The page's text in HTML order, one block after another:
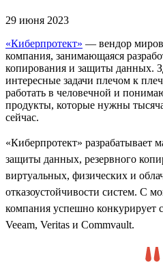
29 июня 2023
«Киберпротект» — вендор
компания, занимающаяся
копирования и защиты данных.
интересные задачи плечом к
работать в человечной и
продукты, которые нужны
сейчас.
«Киберпротект» разрабатывает
защиты данных, резервного
виртуальных, физических и
отказоустойчивости систем. С
компания успешно конкурирует
Veeam, Veritas и Commvault.